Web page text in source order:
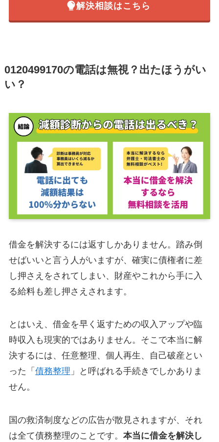
解決相談はこちら
0120499170の電話は無視？出たほうがい
い？
借金を解決するには返すしかありません。踏み倒
せばいいと言う人がいますが、確実に債権者に差
し押さえをされてしまい、財産やこれから手に入
る給料も差し押さえされます。
とはいえ、借金を早く返すための収入アップや臨
時収入も現実的ではありません。そこで本当に解
決するには、任意整理、個人再生、自己破産とい
った「 債務整理 」と呼ばれる手続きでしかありま
せん。
国の救済制度などの広告が散見されますが、それ
は全て債務整理のことです。 本当に借金を解決し